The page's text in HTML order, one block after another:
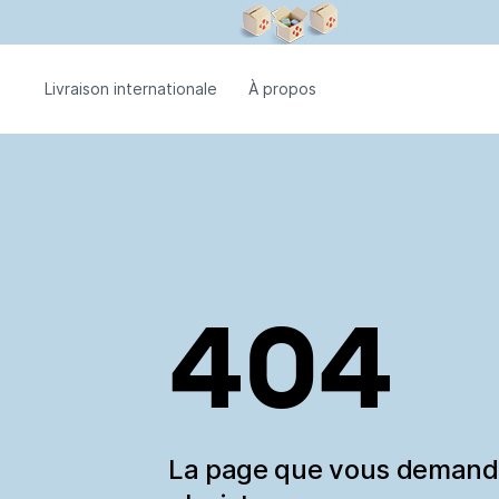
Livraison internationale À propos
404
La page que vous